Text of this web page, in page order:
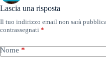
Lascia una risposta
Il tuo indirizzo email non sarà
contrassegnati *
Nome *